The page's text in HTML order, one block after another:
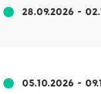
28.09.2026 -
05.10.2026 -